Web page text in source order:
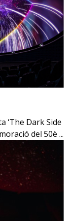
‘The Dark Side
del 50è ...